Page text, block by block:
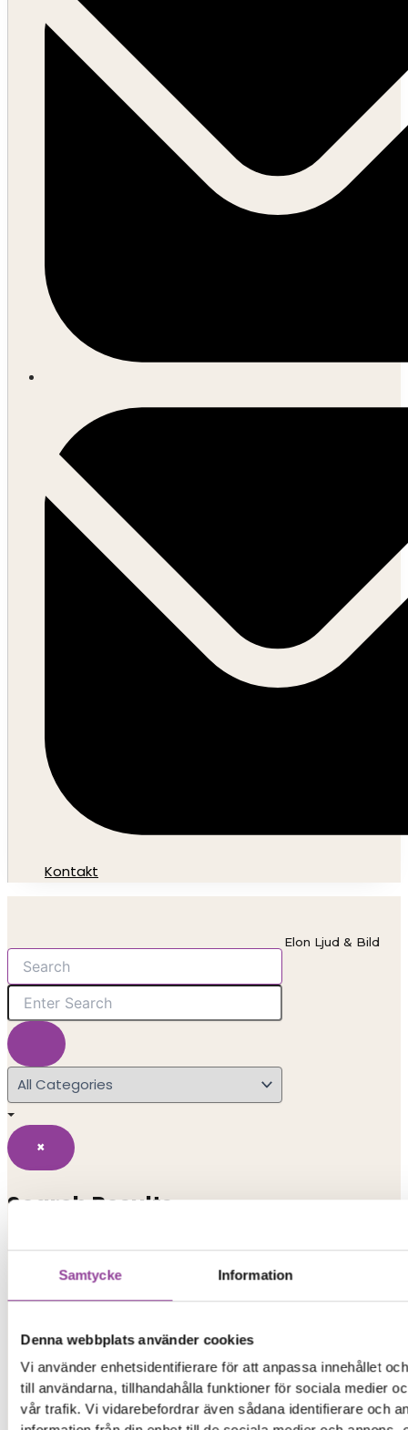
Samtycke Information
Denna webbplats använder cookies
Vi använder enhetsidentifierare för att anpassa innehållet
till användarna, tillhandahålla funktioner för sociala medier
vår trafik. Vi vidarebefordrar även sådana identifierare och
Kontakt
Elon Ljud & Bild
×
Search Results
Popular Searches
iphone 15
iphone
xiaomi redmi